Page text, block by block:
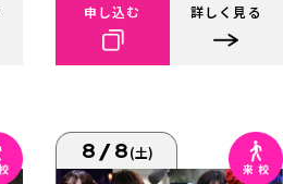
申し込む 詳しく見る
8/8(土)